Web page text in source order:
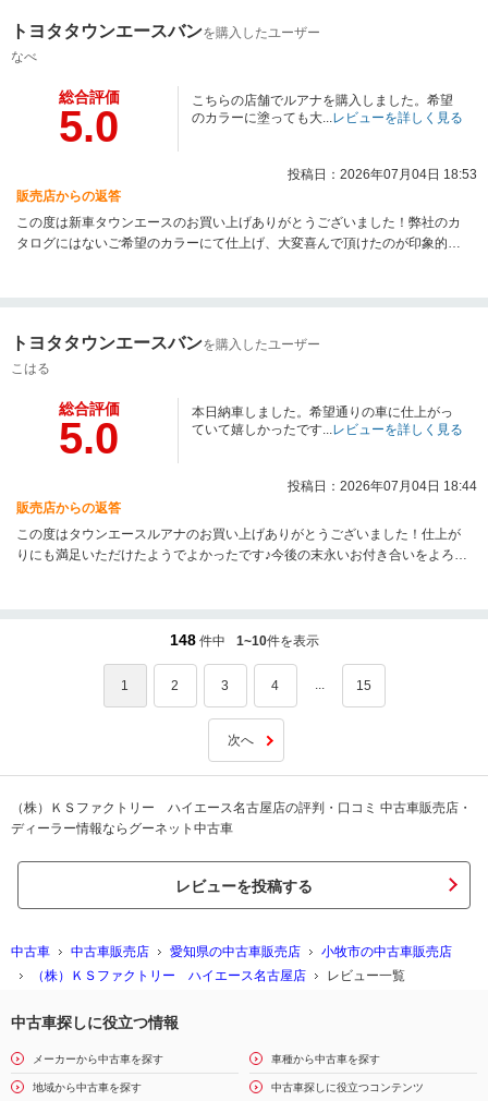
トヨタタウンエースバンを購入したユーザー
なべ
総合評価
5.0
こちらの店舗でルアナを購入しました。希望
のカラーに塗っても大...レビューを詳しく見る
投稿日：2026年07月04日 18:53
販売店からの返答
この度は新車タウンエースのお買い上げありがとうございました！弊社のカ
タログにはないご希望のカラーにて仕上げ、大変喜んで頂けたのが印象的で
トヨタタウンエースバンを購入したユーザー
こはる
総合評価
5.0
本日納車しました。希望通りの車に仕上がっ
ていて嬉しかったです...レビューを詳しく見る
投稿日：2026年07月04日 18:44
販売店からの返答
この度はタウンエースルアナのお買い上げありがとうございました！仕上が
りにも満足いただけたようでよかったです♪今後の末永いお付き合いをよろし
148 件中 1~10件を表示
1 2 3 4 ... 15
次へ
（株）ＫＳファクトリー ハイエース名古屋店の評判・口コミ 中古車販売店・
ディーラー情報ならグーネット中古車
レビューを投稿する
中古車 中古車販売店 愛知県の中古車販売店
小牧市の中古車販売店
（株）ＫＳファクトリー ハイエース名古屋店
レビュー一覧
中古車探しに役立つ情報
メーカーから中古車を探す 車種から中古車を探す
地域から中古車を探す 中古車探しに役立つコンテンツ